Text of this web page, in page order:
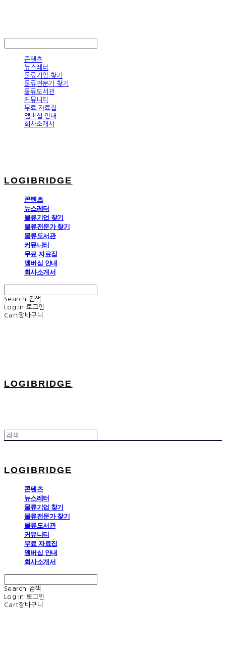
콘텐츠
뉴스레터
물류기업 찾기
물류전문가 찾기
물류도서관
커뮤니티
무료 자료집
멤버십 안내
회사소개서
LOGIBRIDGE
콘텐츠
뉴스레터
물류기업 찾기
물류전문가 찾기
물류도서관
커뮤니티
무료 자료집
멤버십 안내
회사소개서
Search
검색
Log In 로그인
Cart장바구니
LOGIBRIDGE
LOGIBRIDGE
콘텐츠
뉴스레터
물류기업 찾기
물류전문가 찾기
물류도서관
커뮤니티
무료 자료집
멤버십 안내
회사소개서
Search
검색
Log In 로그인
Cart장바구니